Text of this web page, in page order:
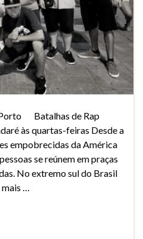
Batalhas de Rap
às quartas-feiras Desde a
empobrecidas da América
se reúnem em praças
No extremo sul do Brasil
mais …